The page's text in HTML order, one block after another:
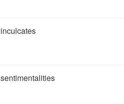
inculcates
sentimentalities